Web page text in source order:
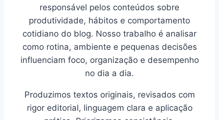
responsável pelos conteúdos sobre
produtividade, hábitos e comportamento
cotidiano do blog. Nosso trabalho é analisar
como rotina, ambiente e pequenas decisões
influenciam foco, organização e desempenho
no dia a dia.
Produzimos textos originais, revisados com
rigor editorial, linguagem clara e aplicação